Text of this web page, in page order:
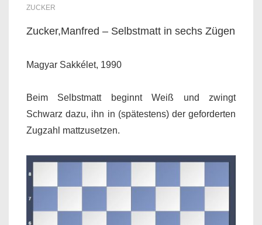
ZUCKER
Zucker,Manfred – Selbstmatt in sechs Zügen
Magyar Sakkélet, 1990
Beim Selbstmatt beginnt Weiß und zwingt
Schwarz dazu, ihn in (spätestens) der geforderten
Zugzahl mattzusetzen.